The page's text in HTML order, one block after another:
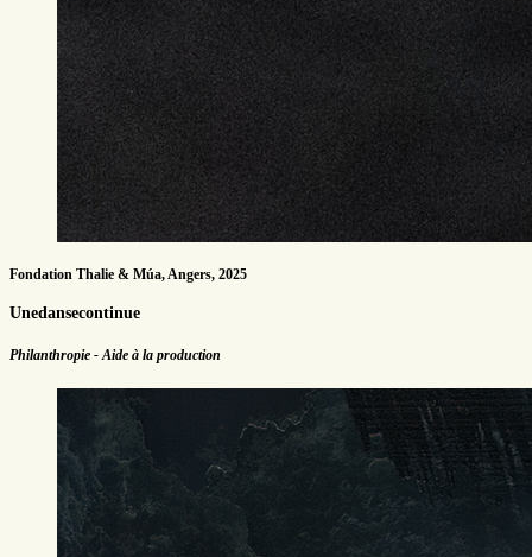
Fondation Thalie & Múa, Angers, 2025
Unedansecontinue
Philanthropie - Aide à la production